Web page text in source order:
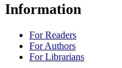
Information
For Readers
For Authors
For Librarians